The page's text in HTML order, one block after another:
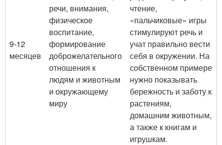
9-12
месяцев
речи, внимания,
физическое
воспитание,
формирование
доброжелательного
отношения к
людям и животным
и окружающему
миру
чтение,
«пальчиковые» игры
стимулируют речь и
учат правильно вести
себя в окружении. На
собственном примере
нужно показывать
бережность и заботу к
растениям,
домашним животным,
а также к книгам и
игрушкам.